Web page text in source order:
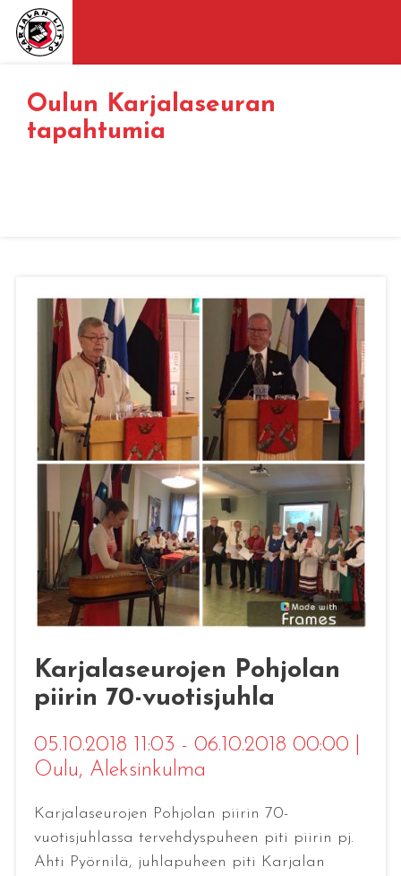
Oulun Karjalaseuran
tapahtumia
Karjalaseurojen Pohjolan
piirin 70-vuotisjuhla
05.10.2018 11:03 - 06.10.2018 00:00
Oulu, Aleksinkulma
Karjalaseurojen Pohjolan piirin 70-
vuotisjuhlassa tervehdyspuheen piti piirin pj.
Ahti Pyörnilä, juhlapuheen piti Karjalan